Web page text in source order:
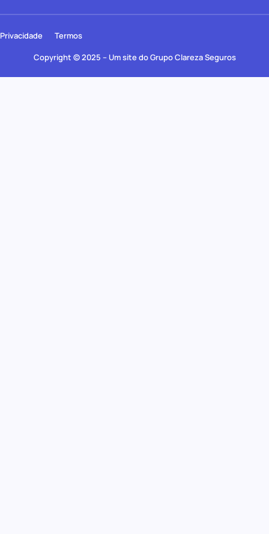
Copyright © 2025 – Um site do Grupo Clareza Seguros
Privacidade Termos